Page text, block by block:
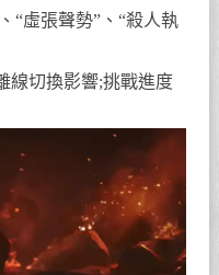
“虛張聲勢”、“殺人執
線切換影響;挑戰進度